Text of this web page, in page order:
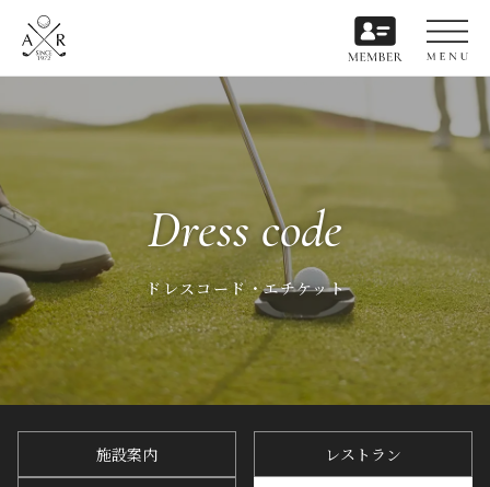
Dress code
ドレスコード・エチケット
施設案内 レストラン